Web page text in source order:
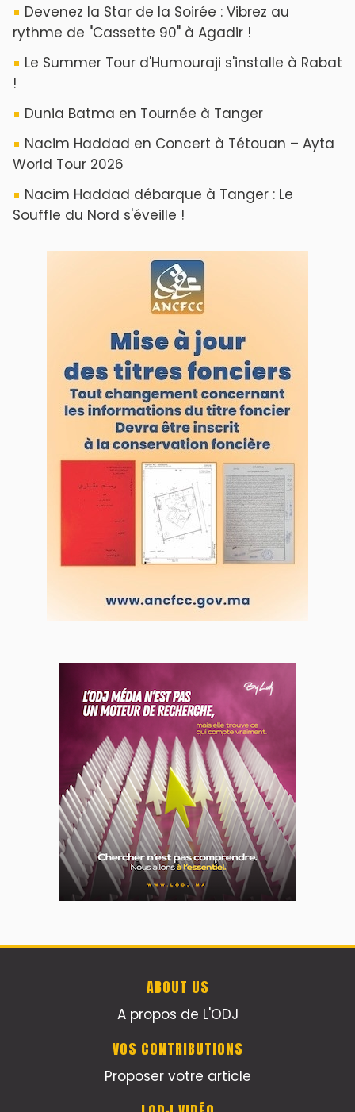
Devenez la Star de la Soirée : Vibrez au
rythme de "Cassette 90" à Agadir !
Le Summer Tour d'Humouraji s'installe à Rabat
!
Dunia Batma en Tournée à Tanger
Nacim Haddad en Concert à Tétouan – Ayta
World Tour 2026
Nacim Haddad débarque à Tanger : Le
Souffle du Nord s'éveille !
ABOUT US
A propos de L'ODJ
VOS CONTRIBUTIONS
Proposer votre article